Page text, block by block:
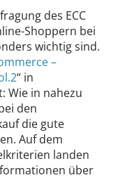
des ECC
Shoppern bei
wichtig sind.
–
“ in
Wie in nahezu
den
die gute
Auf dem
landen
über